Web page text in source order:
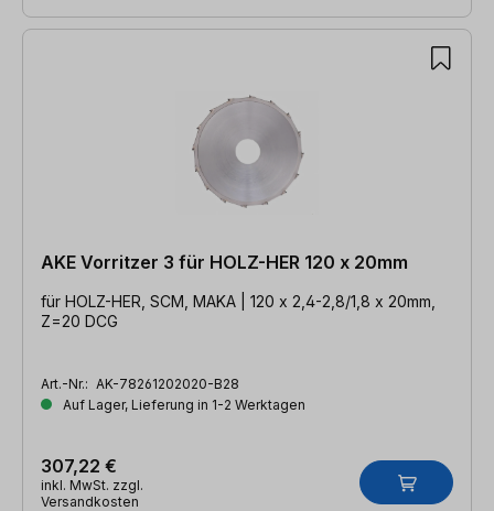
AKE Vorritzer 3 für HOLZ-HER 120 x 20mm
für HOLZ-HER, SCM, MAKA | 120 x 2,4-2,8/1,8 x 20mm,
Z=20 DCG
Art.-Nr.: AK-78261202020-B28
Auf Lager, Lieferung in 1-2 Werktagen
307,22 €
inkl. MwSt. zzgl.
Versandkosten